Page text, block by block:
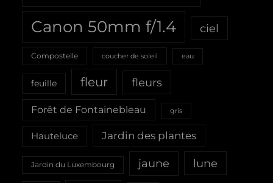
Canon 50mm f/1.4 ciel
Compostelle coucher de soleil eau
feuille fleur fleurs
Forêt de Fontainebleau gris
Hauteluce Jardin des plantes
Jardin du Luxembourg jaune lune